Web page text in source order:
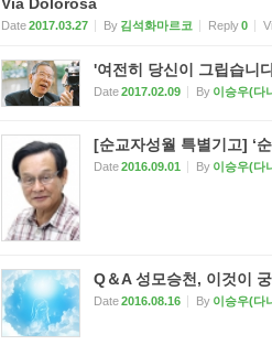
Via Dolorosa
Date2017.03.27 By 김석화마르코 Reply0
'여전히 당신이 그립습니
Date2017.02.09 By 이승우(다
[순교자성월 특별기고] ‘
Date2016.09.01 By 이승우(다
Q＆A 성모승천, 이것이
Date2016.08.16 By 이승우(다